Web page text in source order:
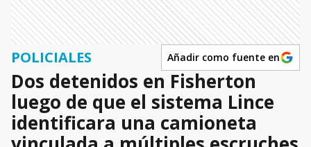
POLICIALES Añadir como fuente en
Dos detenidos en Fisherton
luego de que el sistema Lince
identificara una camioneta